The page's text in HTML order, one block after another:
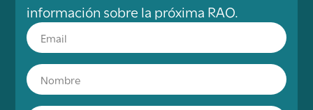
información sobre la próxima RAO.